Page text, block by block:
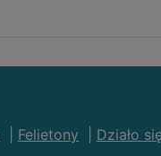
Felietony Działo